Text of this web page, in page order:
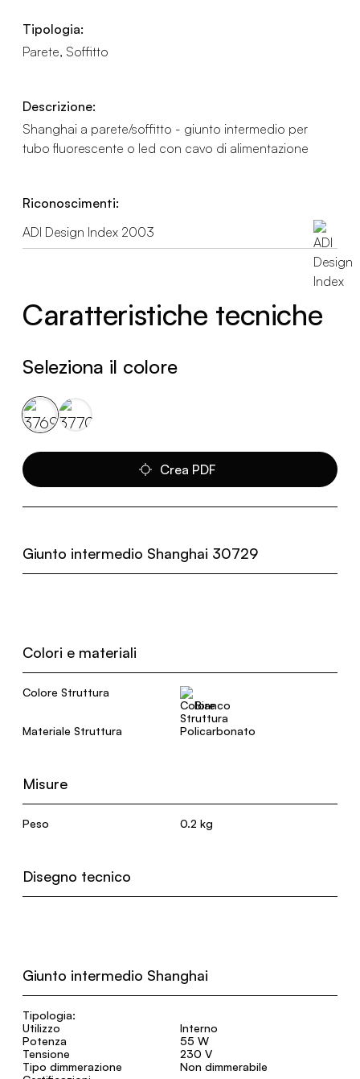
Tipologia:
Parete, Soffitto
Descrizione:
Shanghai a parete/soffitto - giunto intermedio per
tubo fluorescente o led con cavo di alimentazione
Riconoscimenti:
ADI Design Index 2003
Caratteristiche tecniche
Seleziona il colore
Crea PDF
Giunto intermedio Shanghai 30729
Colori e materiali
Colore Struttura
Bianco
Materiale Struttura
Policarbonato
Misure
Peso 0.2 kg
Disegno tecnico
Giunto intermedio Shanghai
Tipologia:
Utilizzo
Interno
Potenza
55 W
Tensione
230 V
Tipo dimmerazione
Non dimmerabile